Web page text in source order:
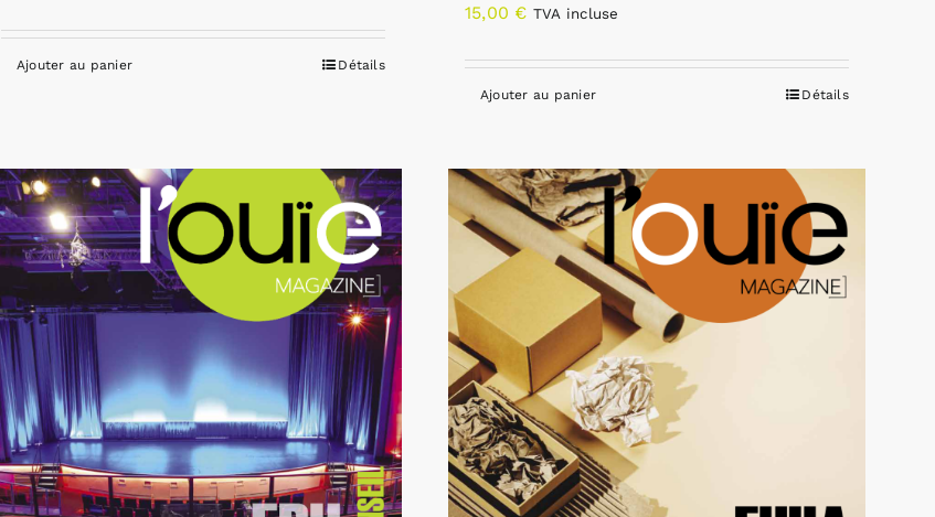
Ajouter au panier Détails
15,00 € TVA incluse
Ajouter au panier Détails